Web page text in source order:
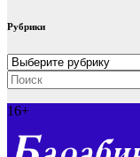
Рубрики
Рубрики
16+